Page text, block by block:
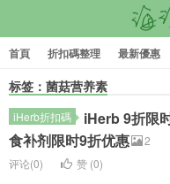
首頁 折扣碼整理 最新優惠
标签：菌菇营养素
iHerb折扣碼
iHerb 9折限
食补剂限时9折优惠
2
评论(0)
赞 (0)